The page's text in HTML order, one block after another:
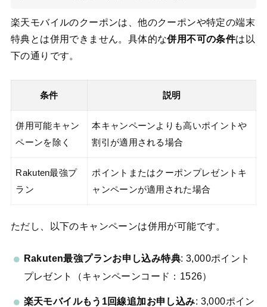
楽天モバイルのクーポンは、他のクーポンや特定の端末
特典とは併用できません。具体的な併用不可の条件は以
下の通りです。
条件 説明
併用可能キャン
ペーンを除く
本キャンペーンよりも高いポイントや
割引が適用される場合
Rakuten最強プ
ラン
ポイントまたはクーポンプレゼントキ
ャンペーンが適用された場合
ただし、以下のキャンペーンは併用が可能です。
Rakuten最強プランお申し込み特典: 3,000ポイント
プレゼント（キャンペーンコード：1526）
楽天モバイルもう1回線追加お申し込み: 3,000ポイン